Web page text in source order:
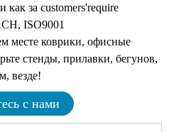
как за customers'require
ISO9001
коврики, офисные
стенды, прилавки, бегунов,
везде!
с нами